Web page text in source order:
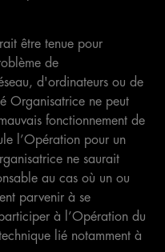
être tenue pour
de
d'ordinateurs ou de
Organisatrice ne peut
fonctionnement de
l’Opération pour un
ne saurait
au cas où un ou
parvenir à se
à l’Opération du
lié notamment à